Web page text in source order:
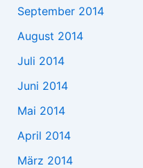
September 2014
August 2014
Juli 2014
Juni 2014
Mai 2014
April 2014
März 2014